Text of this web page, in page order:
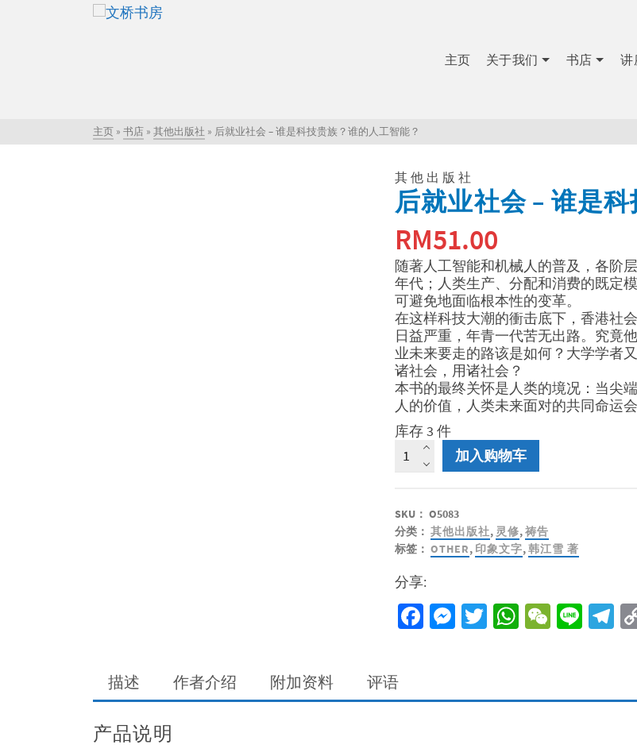
主页 关于我们 书店 讲
主页 » 书店 » 其他出版社 » 后就业社会 – 谁是科技贵族？谁的人工智能？
其他出版社
后就业社会 – 谁是
RM51.00
随著人工智能和机械人的普及，各阶
年代；人类生产、分配和消费的既定
可避免地面临根本性的变革。
在这样科技大潮的衝击底下，香港社
日益严重，年青一代苦无出路。究竟
业未来要走的路该是如何？大学学者
诸社会，用诸社会？
本书的最终关怀是人类的境况：当尖
人的价值，人类未来面对的共同命运
库存 3 件
后
就
会
-
谁
科
技
贵
的
人
加入购物车
SKU： O5083
分类： 其他出版社, 灵修,祷告
标签： OTHER, 印象文字,韩江雪 著
分享:
Facebook
Messenger
Twitter
WhatsApp
WeChat
Line
描述 作者介绍 附加资料 评语
产品说明